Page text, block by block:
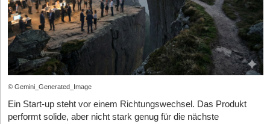
© Gemini_Generated_Image
Ein Start-up steht vor einem Richtungswechsel. Das Produkt
performt solide, aber nicht stark genug für die nächste